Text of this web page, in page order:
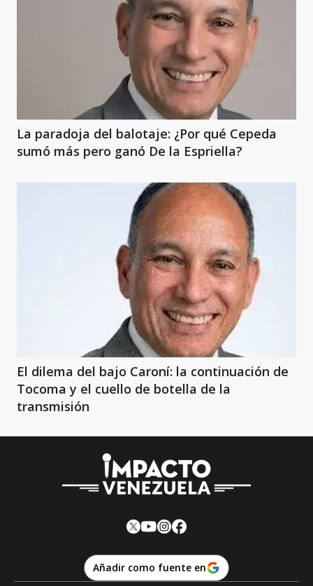
La paradoja del balotaje: ¿Por qué Cepeda
sumó más pero ganó De la Espriella?
El dilema del bajo Caroní: la continuación de
Tocoma y el cuello de botella de la
transmisión
Añadir como fuente en